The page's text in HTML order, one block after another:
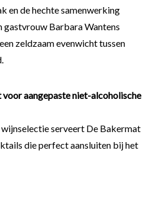
en de hechte samenwerking
gastvrouw Barbara Wantens
zeldzaam evenwicht tussen
aangepaste niet-alcoholische
wijnselectie serveert De Bakermat
die perfect aansluiten bij het